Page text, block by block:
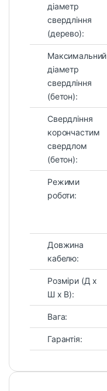
діаметр
свердління
(дерево):
Максимальний
діаметр
свердління
(бетон):
Свердління
корончастим
свердлом
(бетон):
Режими
роботи:
Довжина
кабелю:
Розміри (Д х
Ш х В):
Вага:
Гарантія: